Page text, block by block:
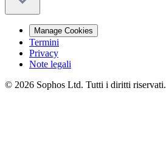
Manage Cookies
Termini
Privacy
Note legali
© 2026 Sophos Ltd. Tutti i diritti riservati.